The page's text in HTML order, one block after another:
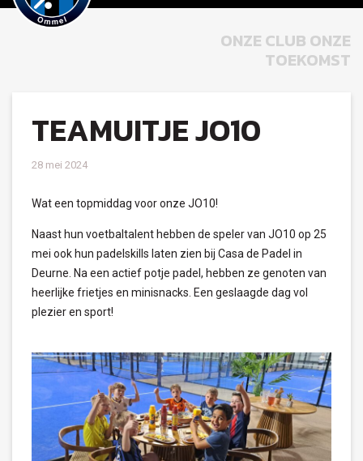
ONZE CLUB ONZE
TOEKOMST
TEAMUITJE JO10
28 mei 2024
Wat een topmiddag voor onze JO10!
Naast hun voetbaltalent hebben de speler van JO10 op 25
mei ook hun padelskills laten zien bij Casa de Padel in
Deurne. Na een actief potje padel, hebben ze genoten van
heerlijke frietjes en minisnacks. Een geslaagde dag vol
plezier en sport!